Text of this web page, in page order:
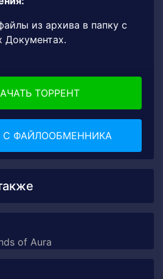
из архива в папку с
Документах.
ТОРРЕНТ
С ФАЙЛООБМЕННИКА
of Aura